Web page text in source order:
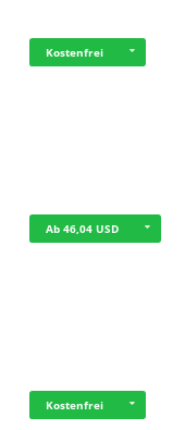
Kostenfrei
Ab 46,04 USD
Kostenfrei